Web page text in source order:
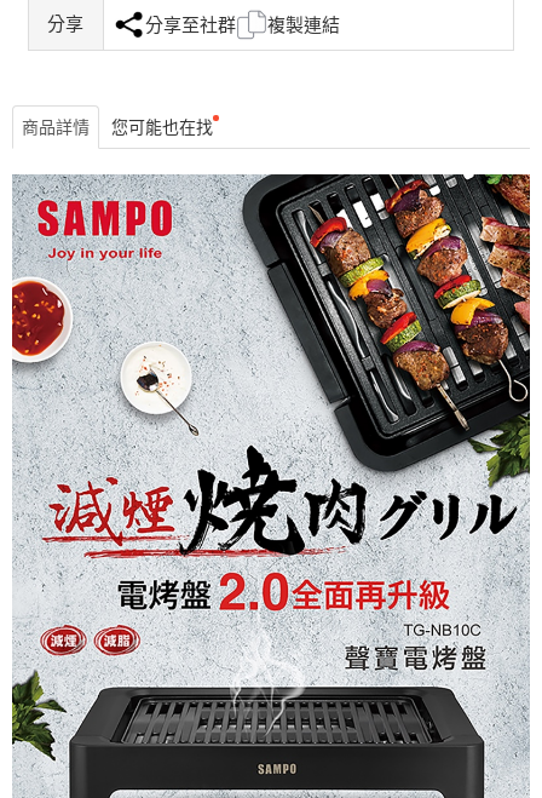
分享 分享至社群 複製連結
商品詳情 您可能也在找